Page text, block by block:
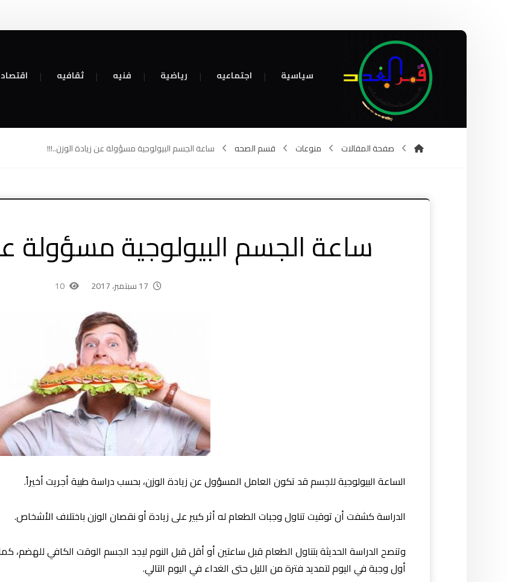
سياسية اجتماعيه رياضية فنيه ثقافيه
صفحة المقالات منوعات قسم الصحه ساعة الجسم البيولوجية مسؤولة عن زيادة الوزن..!!!
ساعة الجسم البيولوجية مسؤولة
17 سبتمبر، 2017 10
الساعة البيولوجية للجسم قد تكون العامل المسؤول عن زيادة الوزن، بحسب دراسة طبية أجريت أخيراً.
الدراسة كشفت أن توقيت تناول وجبات الطعام له أثر كبير على زيادة أو نقصان الوزن باختلاف الأشخاص.
وتنصح الدراسة الحديثة بتناول الطعام قبل ساعتين أو أقل قبل النوم ليجد الجسم الوقت الكافي للهضم،
أول وجبة في اليوم لتمديد فترة من الليل حتى الغداء في اليوم التالي.